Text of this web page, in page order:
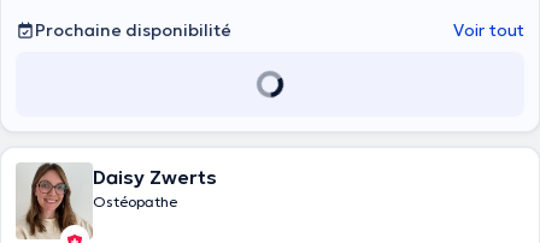
Prochaine disponibilité Voir tout
Daisy Zwerts
Ostéopathe